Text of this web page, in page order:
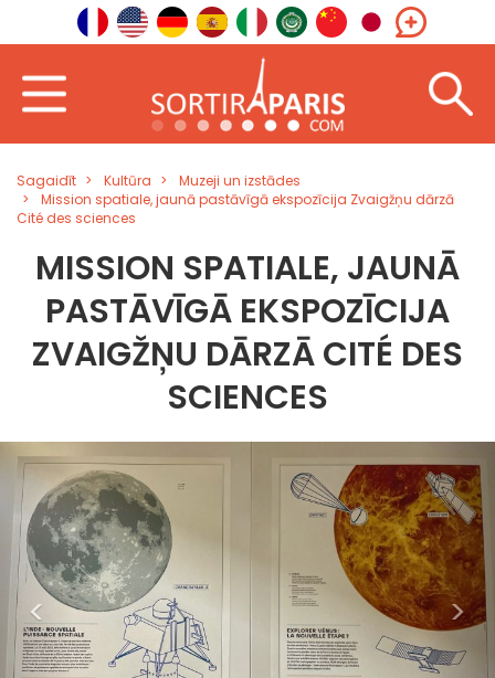
Sagaidīt Kultūra
Muzeji un izstādes
Mission spatiale, jaunā pastāvīgā ekspozīcija Zvaigžņu dārzā
Cité des sciences
MISSION SPATIALE, JAUNĀ
PASTĀVĪGĀ EKSPOZĪCIJA
ZVAIGŽŅU DĀRZĀ CITÉ DES
SCIENCES
< >